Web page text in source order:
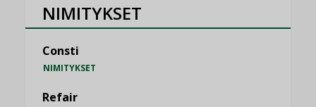
NIMITYKSET
Consti
NIMITYKSET
Refair